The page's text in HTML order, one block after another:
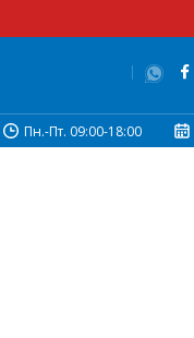
Пн.-Пт. 09:00-18:00